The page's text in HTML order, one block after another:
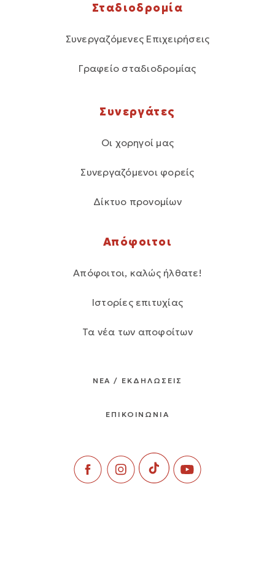
Σταδιοδρομία
Συνεργαζόμενες Επιχειρήσεις
Γραφείο σταδιοδρομίας
Συνεργάτες
Οι χορηγοί μας
Συνεργαζόμενοι φορείς
Δίκτυο προνομίων
Απόφοιτοι
Απόφοιτοι, καλώς ήλθατε!
Ιστορίες επιτυχίας
Τα νέα των αποφοίτων
ΝΕΑ / ΕΚΔΗΛΩΣΕΙΣ
ΕΠΙΚΟΙΝΩΝΙΑ